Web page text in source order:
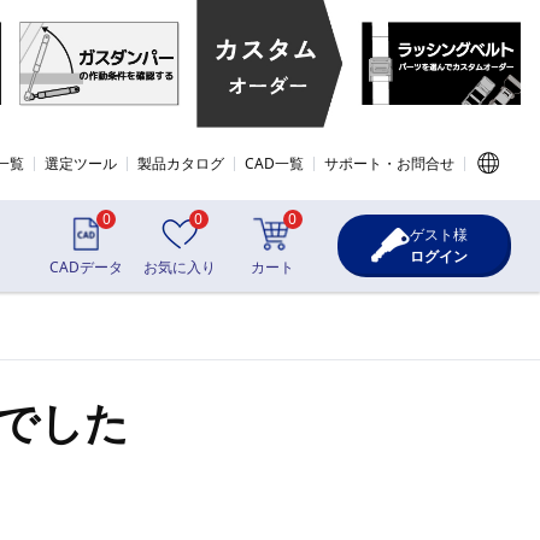
覧 選定ツール 製品カタログ CAD一覧 サポート・お問合せ
0
CADデータ
0
お気に入り
0
カート
ゲスト様
ログイン
した